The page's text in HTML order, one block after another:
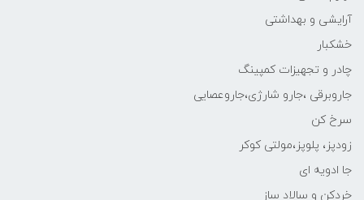
آرایشی و بهداشتی
خشکبار
چادر و تجهیزات کمپینگ
جاروبرقی ،جارو شارژی،جاروعصایی
سرخ کن
زودپز، پلوپز،مولتی کوکر
جا ادویه ای
خردکن و سالاد ساز